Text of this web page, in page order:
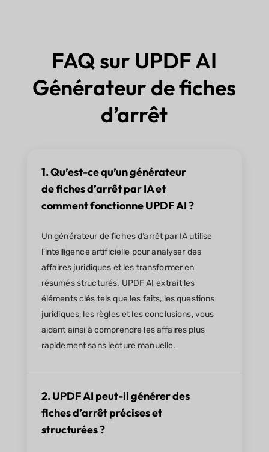
FAQ sur UPDF AI
Générateur de fiches
d’arrêt
1. Qu’est-ce qu’un générateur
de fiches d’arrêt par IA et
comment fonctionne UPDF AI ?
Un générateur de fiches d’arrêt par IA utilise
l’intelligence artificielle pour analyser des
affaires juridiques et les transformer en
résumés structurés. UPDF AI extrait les
éléments clés tels que les faits, les questions
juridiques, les règles et les conclusions, vous
aidant ainsi à comprendre les affaires plus
rapidement sans lecture manuelle.
2. UPDF AI peut-il générer des
fiches d’arrêt précises et
structurées ?